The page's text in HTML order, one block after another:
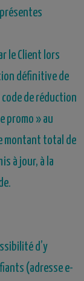
le Client lors
définitive de
de réduction
promo » au
montant total de
à jour, à la
d’y
(adresse e-